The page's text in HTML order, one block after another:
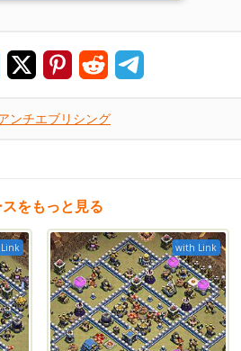
ンチエブリシング
をもっと見る
with Link